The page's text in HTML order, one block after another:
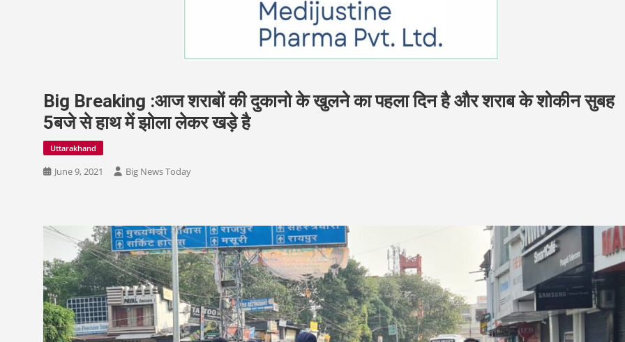
Big Breaking :आज शराबों की दुकानो के खुलने का पहला दिन है और शराब के शोकीन सुबह
5बजे से हाथ में झोला लेकर खड़े है
Uttarakhand
June 9, 2021 Big News Today